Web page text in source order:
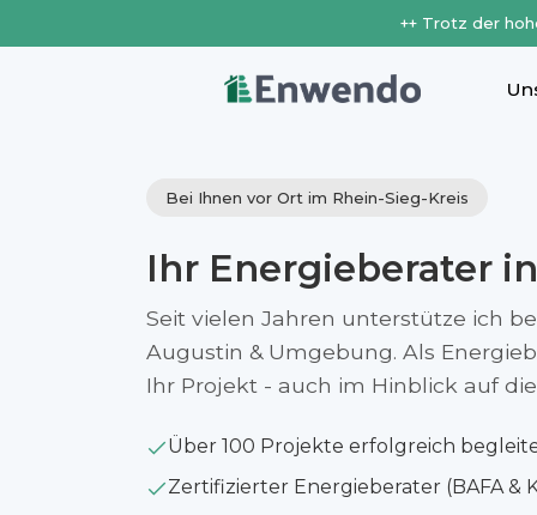
++ Trotz der
Bei Ihnen vor Ort im Rhein-Sieg-Kreis
Ihr Energieberater
Seit vielen Jahren unterstütze ich
Augustin & Umgebung. Als
Ihr Projekt - auch im Hinblick auf
Über 100 Projekte erfolgreich
Zertifizierter Energieberater (BAFA &